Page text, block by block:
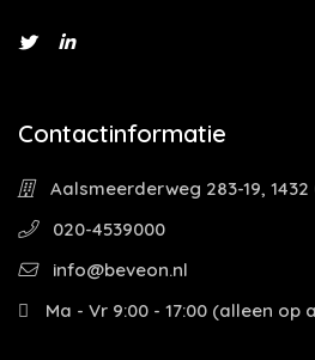
Contactinformatie
Aalsmeerderweg 283-19,
020-4539000
info@beveon.nl
Ma - Vr 9:00 - 17:00 (alleen op